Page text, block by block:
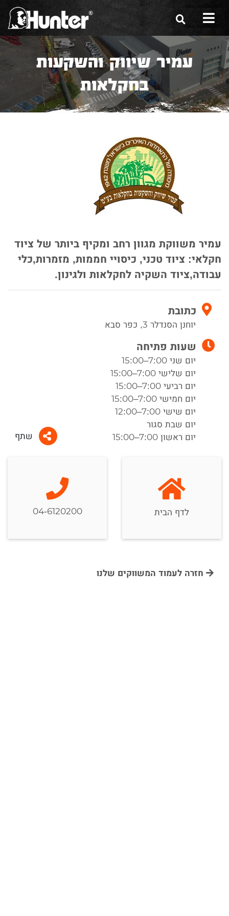
הסיפור שלנו
הכלים שלנו
תערוכות
שירות ואחריות
עמיר שיווק והשקעות
בחקלאות
עמיר משווקת מגוון רחב ומקיף ביותר של ציוד
חקלאי: ציוד טכני, כיסויי חממות, מזמרות,כלי
עבודה,ציוד השקיה לחקלאות ולגינון.
כתובת
יוחנן הסנדלר 3, כפר סבא
שעות פתיחה
יום שני 7:00–15:00
יום שלישי 7:00–15:00
יום רביעי 7:00–15:00
יום חמישי 7:00–15:00
יום שישי 7:00–12:00
יום שבת סגור
יום ראשון 7:00–15:00
שתף
לדף הבית 04-6120200
חזרה לעמוד המשווקים שלנו